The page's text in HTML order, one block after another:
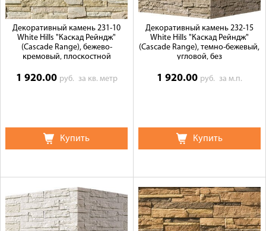
Декоративный камень 231-10
White Hills "Каскад Рейндж"
(Cascade Range), бежево-
кремовый, плоскостной
1 920.00 руб. за кв. метр
Купить
Декоративный камень 232-15
White Hills "Каскад Рейндж"
(Cascade Range), темно-бежевый,
угловой, без
1 920.00 руб. за м.п.
Купить